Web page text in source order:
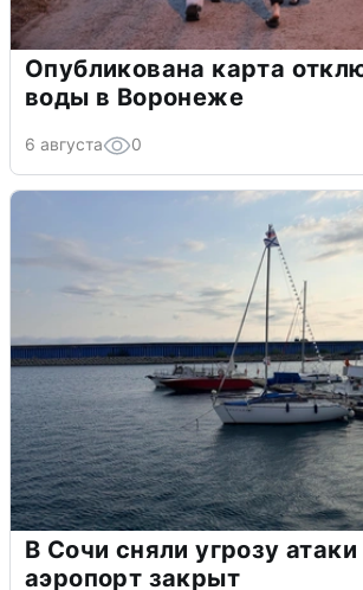
Опубликована карта
воды в Воронеже
6 августа 0
В Сочи сняли угрозу
аэропорт закрыт